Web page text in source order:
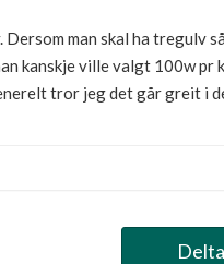
Dersom man skal ha tregulv
kanskje ville valgt 100w
tror jeg det går greit i